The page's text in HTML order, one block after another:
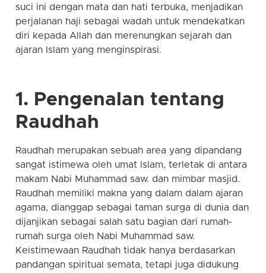
suci ini dengan mata dan hati terbuka, menjadikan
perjalanan haji sebagai wadah untuk mendekatkan
diri kepada Allah dan merenungkan sejarah dan
ajaran Islam yang menginspirasi.
1. Pengenalan tentang
Raudhah
Raudhah merupakan sebuah area yang dipandang
sangat istimewa oleh umat Islam, terletak di antara
makam Nabi Muhammad saw. dan mimbar masjid.
Raudhah memiliki makna yang dalam dalam ajaran
agama, dianggap sebagai taman surga di dunia dan
dijanjikan sebagai salah satu bagian dari rumah-
rumah surga oleh Nabi Muhammad saw.
Keistimewaan Raudhah tidak hanya berdasarkan
pandangan spiritual semata, tetapi juga didukung